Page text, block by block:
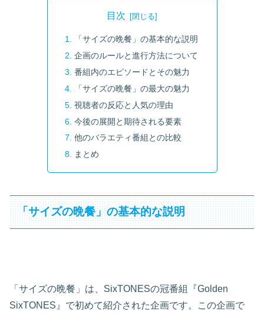
目次
「サイズの晩餐」の基本的な説明
企画のルールと進行方法について
番組内のエピソードとその魅力
「サイズの晩餐」の最大の魅力
視聴者の反応と人気の理由
今後の展開と期待される要素
他のバラエティ番組との比較
まとめ
「サイズの晩餐」の基本的な説明
「サイズの晩餐」は、SixTONESの冠番組『Golden
SixTONES』で初めて紹介された企画です。この企画で